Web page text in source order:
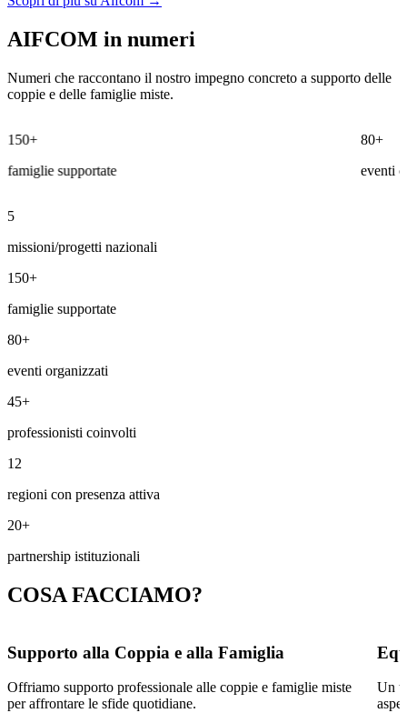
AIFCOM in numeri
Numeri che raccontano il nostro impegno concreto a supporto delle
coppie e delle famiglie miste.
supportate
80+
eventi
5
missioni/progetti nazionali
150+
famiglie supportate
80+
eventi organizzati
45+
professionisti coinvolti
12
regioni con presenza attiva
20+
partnership istituzionali
COSA FACCIAMO?
Supporto alla Coppia e alla Famiglia
Offriamo supporto professionale alle coppie e famiglie miste
per affrontare le sfide quotidiane.
Un